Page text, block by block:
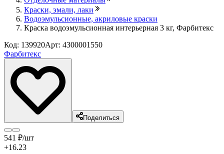
Краски, эмали, лаки
Водоэмульсионные, акриловые краски
Краска водоэмульсионная интерьерная 3 кг, Фарбитекс
Код: 139920Арт: 4300001550
Фарбитекс
Поделиться
541 ₽/шт
+16.23